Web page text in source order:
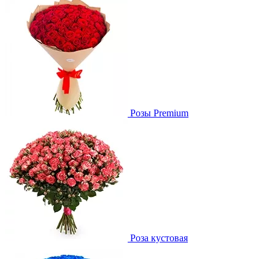
Розы Premium
Роза кустовая